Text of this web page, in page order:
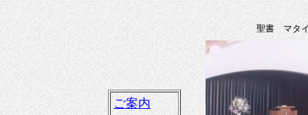
聖書 マタ
ご案内